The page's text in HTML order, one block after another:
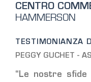
CENTRO
HAMMERSON
TESTIMONIANZA
PEGGY GUCHET -
“Le nostre